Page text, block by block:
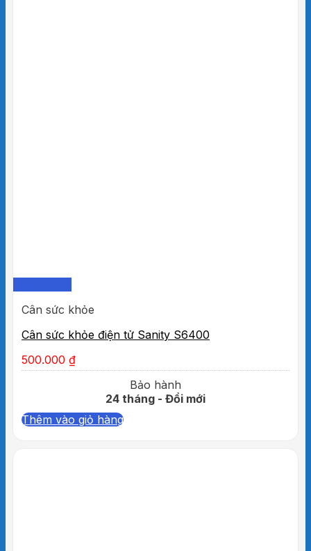
Cân sức khỏe
Cân sức khỏe điện tử Sanity S6400
500.000 ₫
Bảo hành
24 tháng - Đổi mới
Thêm vào giỏ hàng